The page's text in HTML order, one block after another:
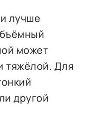
лучше
может
тяжёлой. Для
другой